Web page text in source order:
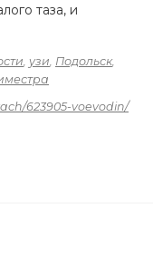
таза, и
, узи, Подольск,
623905-voevodin/